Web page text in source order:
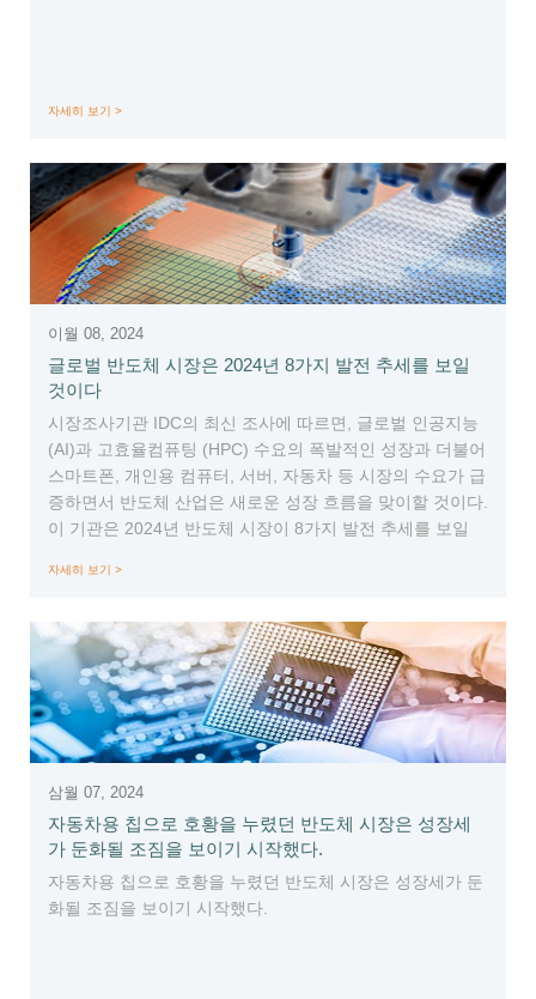
자세히 보기 >
이월 08, 2024
글로벌 반도체 시장은 2024년 8가지 발전 추세를 보일
것이다
시장조사기관 IDC의 최신 조사에 따르면, 글로벌 인공지능
(AI)과 고효율컴퓨팅 (HPC) 수요의 폭발적인 성장과 더불어
스마트폰, 개인용 컴퓨터, 서버, 자동차 등 시장의 수요가 급
증하면서 반도체 산업은 새로운 성장 흐름을 맞이할 것이다.
이 기관은 2024년 반도체 시장이 8가지 발전 추세를 보일
자세히 보기 >
삼월 07, 2024
자동차용 칩으로 호황을 누렸던 반도체 시장은 성장세
가 둔화될 조짐을 보이기 시작했다.
자동차용 칩으로 호황을 누렸던 반도체 시장은 성장세가 둔
화될 조짐을 보이기 시작했다.